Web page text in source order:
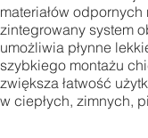
materiałów
zintegrowany system
umożliwia płynne
szybkiego montażu
zwiększa łatwość
w ciepłych, zimnych,